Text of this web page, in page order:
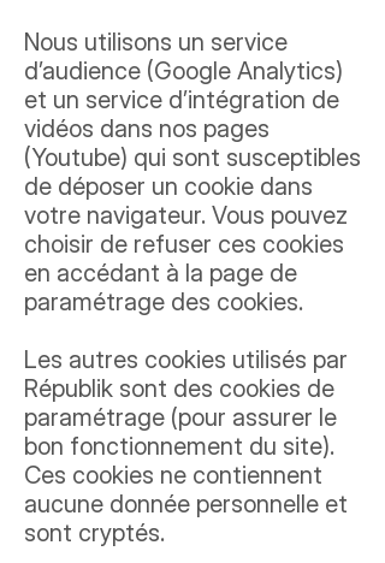
Nous utilisons un service
d’audience (Google Analytics)
et un service d’intégration de
vidéos dans nos pages
(Youtube) qui sont susceptibles
de déposer un cookie dans
votre navigateur. Vous pouvez
choisir de refuser ces cookies
en accédant à la page de
paramétrage des cookies.
Les autres cookies utilisés par
Républik sont des cookies de
paramétrage (pour assurer le
bon fonctionnement du site).
Ces cookies ne contiennent
aucune donnée personnelle et
sont cryptés.